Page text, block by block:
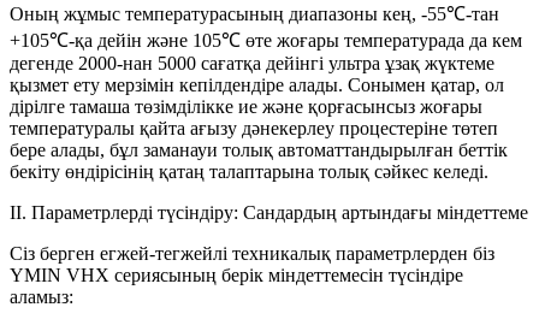
Оның жұмыс температурасының диапазоны кең, -55℃-тан
+105℃-қа дейін және 105℃ өте жоғары температурада да кем
дегенде 2000-нан 5000 сағатқа дейінгі ультра ұзақ жүктеме
қызмет ету мерзімін кепілдендіре алады. Сонымен қатар, ол
дірілге тамаша төзімділікке ие және қорғасынсыз жоғары
температуралы қайта ағызу дәнекерлеу процестеріне төтеп
бере алады, бұл заманауи толық автоматтандырылған беттік
бекіту өндірісінің қатаң талаптарына толық сәйкес келеді.
II. Параметрлерді түсіндіру: Сандардың артындағы міндеттеме
Сіз берген егжей-тегжейлі техникалық параметрлерден біз
YMIN VHX сериясының берік міндеттемесін түсіндіре
аламыз: